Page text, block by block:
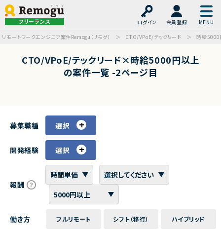
フリーランス ログイン
会員登録
リモートワークエンジニア案件Remogu（リモグ）
CTO/VPoE/テックリード 時給5000
CTO/VPoE/テックリード×時給5000円以上
の案件一覧 -2ページ目
募集職種 選択
開発経験 選択
報酬
働き方 フルリモート シフト（移行） ハイブリッド